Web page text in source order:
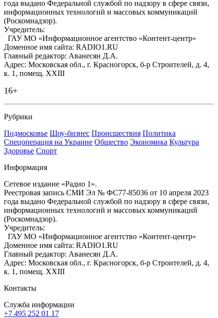
года выдано Федеральной службой по надзору в сфере связи,
информационных технологий и массовых коммуникаций
(Роскомнадзор).
Учредитель:
ГАУ МО «Информационное агентство «Контент-центр»
Доменное имя сайта: RADIO1.RU
Главный редактор: Аванесян Д.А.
Адрес: Московская обл., г. Красногорск, б-р Строителей, д. 4,
к. 1, помещ. XXIII
16+
Рубрики
Подмосковье Шоу-бизнес Происшествия Политика
Спецоперация на Украине Общество Экономика Культура
Здоровье Спорт
Информация
Сетевое издание «Радио 1».
Реестровая запись СМИ Эл № ФС77-85036 от 10 апреля 2023
года выдано Федеральной службой по надзору в сфере связи,
информационных технологий и массовых коммуникаций
(Роскомнадзор).
Учредитель:
ГАУ МО «Информационное агентство «Контент-центр»
Доменное имя сайта: RADIO1.RU
Главный редактор: Аванесян Д.А.
Адрес: Московская обл., г. Красногорск, б-р Строителей, д. 4,
к. 1, помещ. XXIII
Контакты
Служба информации
+7 495 252 01 17